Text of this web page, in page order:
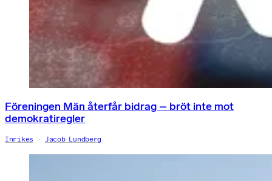
Föreningen Män återfår bidrag – bröt inte mot
demokratiregler
Inrikes Jacob Lundberg